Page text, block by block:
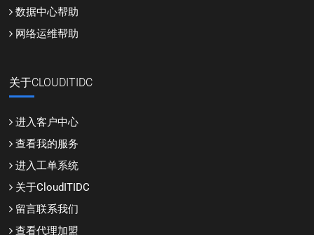
数据中心帮助
网络运维帮助
关于CLOUDITIDC
进入客户中心
查看我的服务
进入工单系统
关于CloudITIDC
留言联系我们
查看代理加盟